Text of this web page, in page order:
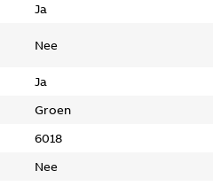
Ja
Nee
Ja
Groen
6018
Nee